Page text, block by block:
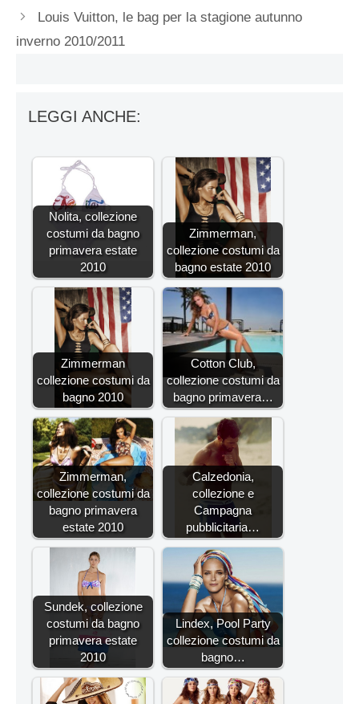
Louis Vuitton, le bag per la stagione autunno
inverno 2010/2011
LEGGI ANCHE:
Nolita, collezione
costumi da bagno
primavera estate
2010
Zimmerman,
collezione costumi da
bagno estate 2010
Zimmerman
collezione costumi da
bagno 2010
Cotton Club,
collezione costumi da
bagno primavera…
Zimmerman,
collezione costumi da
bagno primavera
estate 2010
Calzedonia,
collezione e
Campagna
pubblicitaria…
Sundek, collezione
costumi da bagno
primavera estate
2010
Lindex, Pool Party
collezione costumi da
bagno…